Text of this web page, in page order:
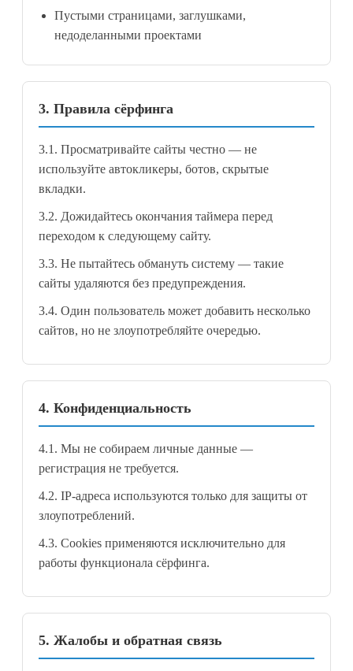
Пустыми страницами, заглушками,
недоделанными проектами
3. Правила сёрфинга
3.1. Просматривайте сайты честно — не
используйте автокликеры, ботов, скрытые
вкладки.
3.2. Дожидайтесь окончания таймера перед
переходом к следующему сайту.
3.3. Не пытайтесь обмануть систему — такие
сайты удаляются без предупреждения.
3.4. Один пользователь может добавить несколько
сайтов, но не злоупотребляйте очередью.
4. Конфиденциальность
4.1. Мы не собираем личные данные —
регистрация не требуется.
4.2. IP-адреса используются только для защиты от
злоупотреблений.
4.3. Cookies применяются исключительно для
работы функционала сёрфинга.
5. Жалобы и обратная связь